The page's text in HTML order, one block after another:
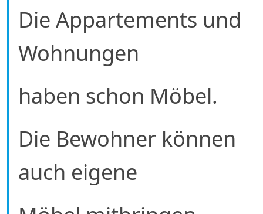
Die Appartements und
Wohnungen
haben schon Möbel.
Die Bewohner können
auch eigene